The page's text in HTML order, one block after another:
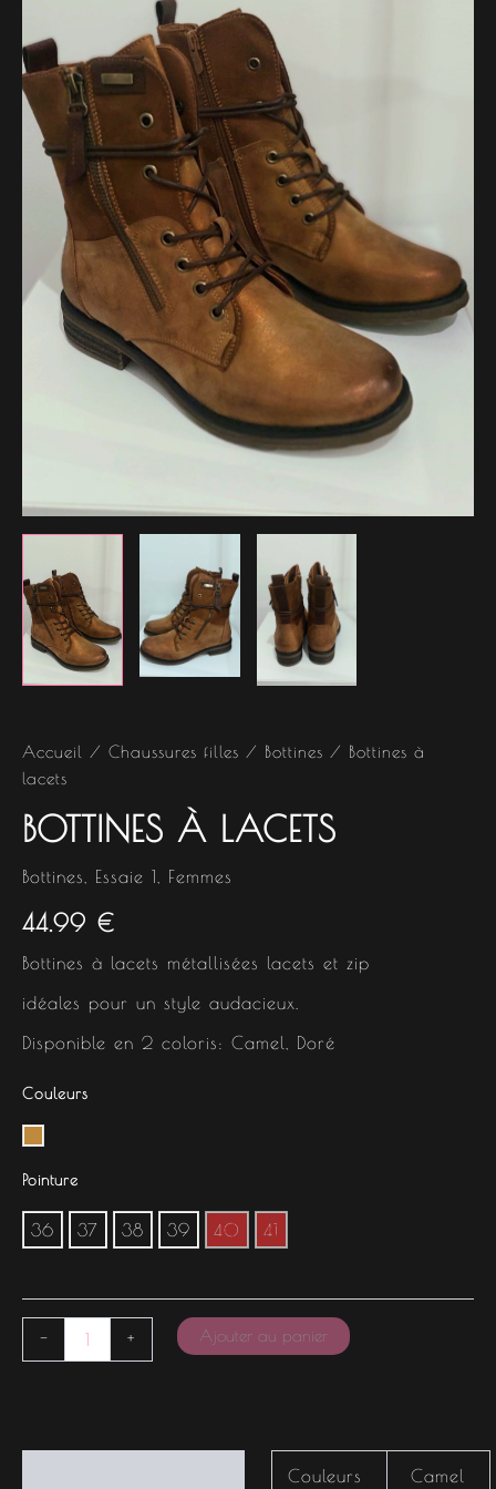
Accueil / Chaussures filles / Bottines / Bottines à
lacets
BOTTINES À LACETS
Bottines Essaie 1 Femmes
44.99 €
Bottines à lacets métallisées lacets et zip
idéales pour un style audacieux.
Disponible en 2 coloris: Camel, Doré
Couleurs
Pointure
36 37 38 39 40 41
- + Ajouter au panier
Couleurs Camel